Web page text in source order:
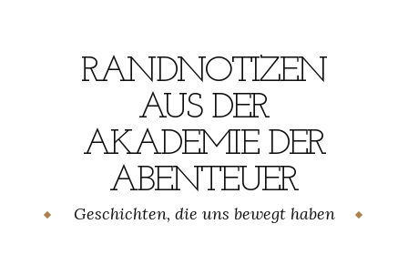
RANDNOTIZEN
AUS DER
AKADEMIE DER
ABENTEUER
Geschichten, die uns bewegt haben